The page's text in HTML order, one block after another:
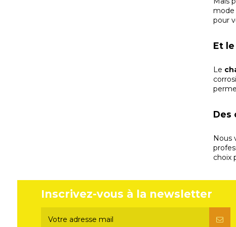
mode
pour
Et
Le
Des
Nous
choix
Inscrivez-vous à la newsletter